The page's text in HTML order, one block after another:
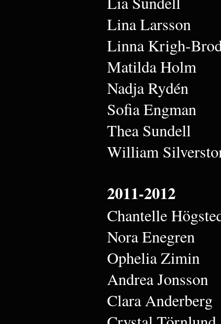
Lina Larsson
Linna Krigh-
Matilda Holm
Nadja Rydén
Sofia Engman
Thea Sundell
William
2011-2012
Chantelle
Nora Enegren
Ophelia Zimin
Andrea Jonsson
Clara Anderberg